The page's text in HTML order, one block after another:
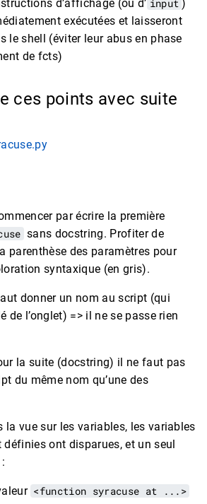
d’affichage (ou d’ input )
exécutées et laisseront
le shell (éviter leur abus en phase
de fcts)
ces points avec suite
par écrire la première
sans docstring. Profiter de
parenthèse des paramètres pour
syntaxique (en gris).
donner un nom au script (qui
de l’onglet) => il ne se passe rien
la suite (docstring) il ne faut pas
du même nom qu’une des
la vue sur les variables, les variables
définies ont disparues, et un seul
<function syracuse at ...>